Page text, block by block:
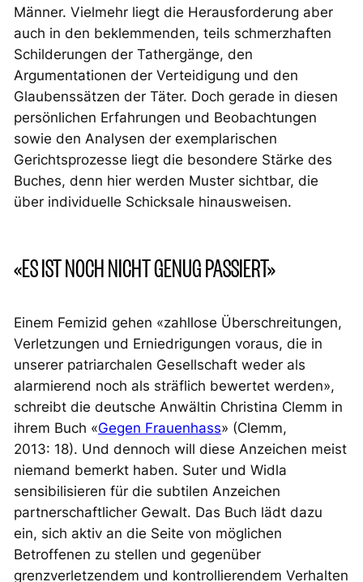
Männer. Vielmehr liegt die Herausforderung aber
auch in den beklemmenden, teils schmerzhaften
Schilderungen der Tathergänge, den
Argumentationen der Verteidigung und den
Glaubenssätzen der Täter. Doch gerade in diesen
persönlichen Erfahrungen und Beobachtungen
sowie den Analysen der exemplarischen
Gerichtsprozesse liegt die besondere Stärke des
Buches, denn hier werden Muster sichtbar, die
über individuelle Schicksale hinausweisen.
«ES IST NOCH NICHT GENUG PASSIERT»
Einem Femizid gehen «zahllose Überschreitungen,
Verletzungen und Erniedrigungen voraus, die in
unserer patriarchalen Gesellschaft weder als
alarmierend noch als sträflich bewertet werden»,
schreibt die deutsche Anwältin Christina Clemm in
ihrem Buch «Gegen Frauenhass» (Clemm,
2013: 18). Und dennoch will diese Anzeichen meist
niemand bemerkt haben. Suter und Widla
sensibilisieren für die subtilen Anzeichen
partnerschaftlicher Gewalt. Das Buch lädt dazu
ein, sich aktiv an die Seite von möglichen
Betroffenen zu stellen und gegenüber
grenzverletzendem und kontrollierendem Verhalten